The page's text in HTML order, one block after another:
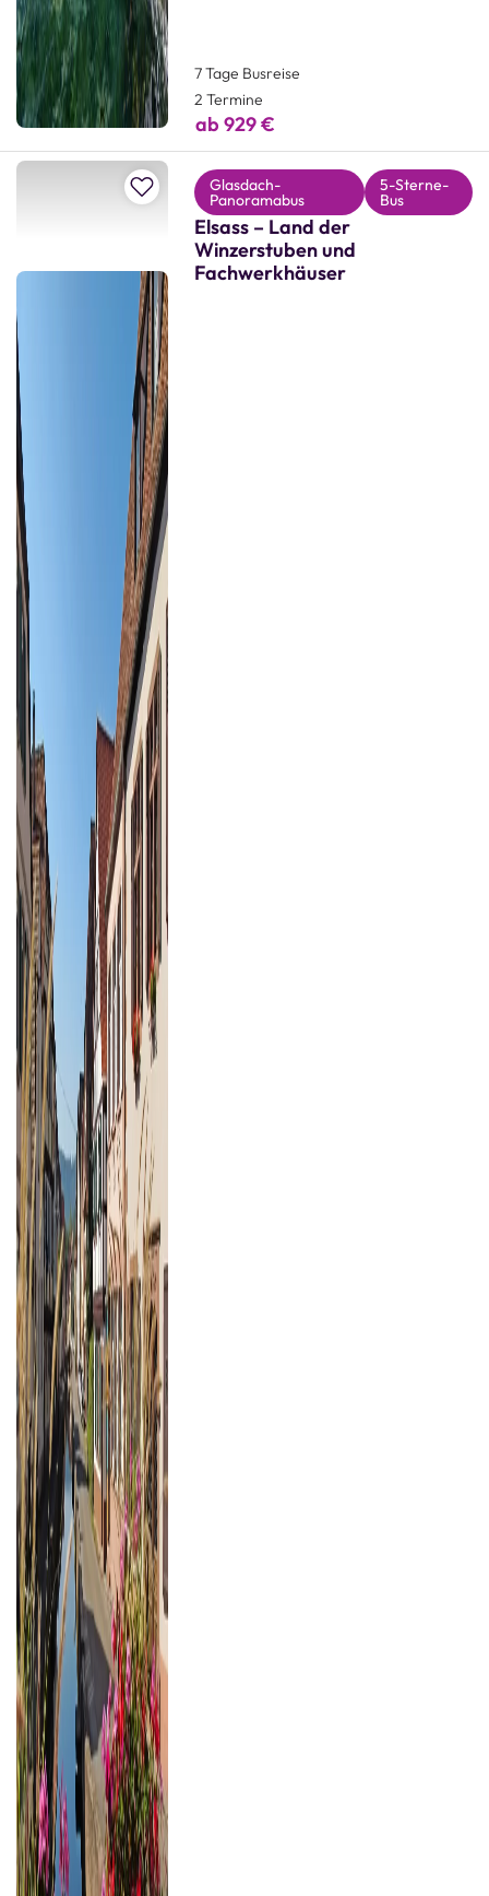
7 Tage Busreise
2 Termine
ab 929 €
Zur Merkliste hinzufügen
Glasdach-
Panoramabus
5-Sterne-
Bus
Elsass – Land der
Winzerstuben und
Fachwerkhäuser